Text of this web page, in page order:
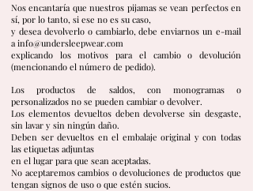
Nos encantaría que nuestros pijamas se vean perfectos en
sí, por lo tanto, si ese no es su caso,
y desea devolverlo o cambiarlo, debe enviarnos un e-mail
a info@undersleepwear.com
explicando los motivos para el cambio o devolución
(mencionando el número de pedido).
Los productos de saldos, con monogramas o
personalizados no se pueden cambiar o devolver.
Los elementos devueltos deben devolverse sin desgaste,
sin lavar y sin ningún daño.
Deben ser devueltos en el embalaje original y con todas
las etiquetas adjuntas
en el lugar para que sean aceptadas.
No aceptaremos cambios o devoluciones de productos que
tengan signos de uso o que estén sucios.